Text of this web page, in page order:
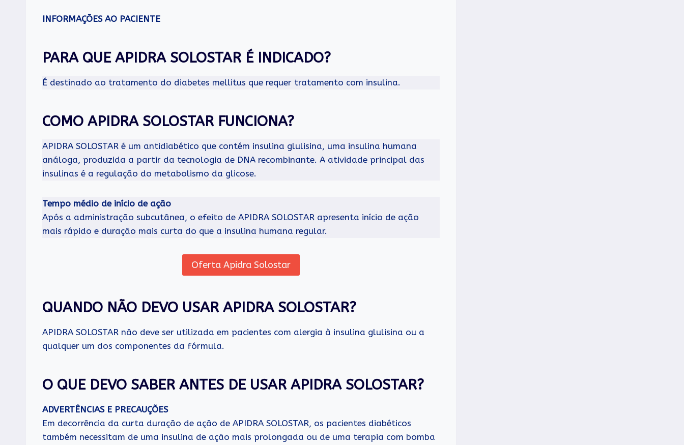
INFORMAÇÕES AO PACIENTE
PARA QUE APIDRA SOLOSTAR É INDICADO?
É destinado ao tratamento do diabetes mellitus que requer tratamento com insulina.
COMO APIDRA SOLOSTAR FUNCIONA?
APIDRA SOLOSTAR é um antidiabético que contém insulina glulisina, uma insulina humana
análoga, produzida a partir da tecnologia de DNA recombinante. A atividade principal das
insulinas é a regulação do metabolismo da glicose.
Tempo médio de início de ação
Após a administração subcutânea, o efeito de APIDRA SOLOSTAR apresenta início de ação
mais rápido e duração mais curta do que a insulina humana regular.
Oferta Apidra Solostar
QUANDO NÃO DEVO USAR APIDRA SOLOSTAR?
APIDRA SOLOSTAR não deve ser utilizada em pacientes com alergia à insulina glulisina ou a
qualquer um dos componentes da fórmula.
O QUE DEVO SABER ANTES DE USAR APIDRA SOLOSTAR?
ADVERTÊNCIAS E PRECAUÇÕES
Em decorrência da curta duração de ação de APIDRA SOLOSTAR, os pacientes diabéticos
também necessitam de uma insulina de ação mais prolongada ou de uma terapia com bomba